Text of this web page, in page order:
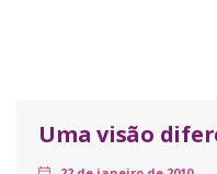
Uma visão